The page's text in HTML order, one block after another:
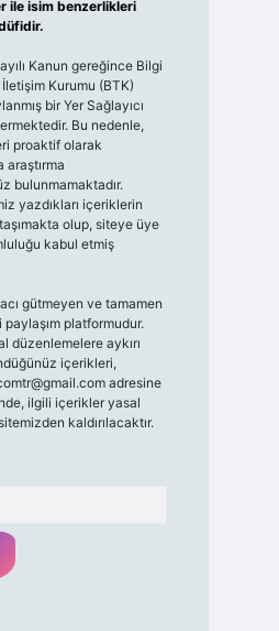
ile isim benzerlikleri
Kanun gereğince Bilgi
Kurumu (BTK)
bir Yer Sağlayıcı
Bu nedenle,
proaktif olarak
bulunmamaktadır.
yazdıkları içeriklerin
olup, siteye üye
kabul etmiş
gütmeyen ve tamamen
platformudur.
düzenlemelere aykırı
içerikleri,
adresine
ilgili içerikler yasal
kaldırılacaktır.